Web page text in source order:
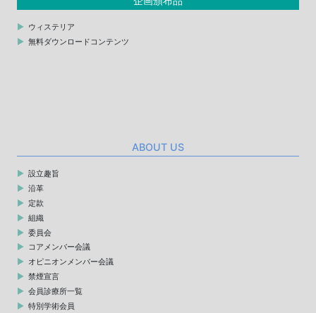
ウィステリア
無料ダウンロードコンテンツ
ABOUT US
設立趣旨
沿革
定款
組織
委員会
コアメンバー会議
オピニオンメンバー会議
禁煙宣言
会員診療所一覧
特別学術会員